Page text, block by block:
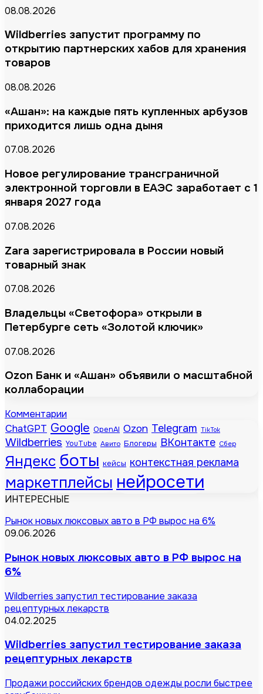
08.08.2026
Wildberries запустит программу по
открытию партнерских хабов для хранения
товаров
08.08.2026
«Ашан»: на каждые пять купленных арбузов
приходится лишь одна дыня
07.08.2026
Новое регулирование трансграничной
электронной торговли в ЕАЭС заработает с 1
января 2027 года
07.08.2026
Zara зарегистрировала в России новый
товарный знак
07.08.2026
Владельцы «Светофора» открыли в
Петербурге сеть «Золотой ключик»
07.08.2026
Ozon Банк и «Ашан» объявили о масштабной
коллаборации
Комментарии
ChatGPT Google OpenAI Ozon Telegram TikTok
Wildberries YouTube Авито Блогеры ВКонтакте Сбер
Яндекс боты кейсы контекстная реклама
маркетплейсы нейросети
ИНТЕРЕСНЫЕ
Рынок новых люксовых авто в РФ вырос на 6%
09.06.2026
Рынок новых люксовых авто в РФ вырос на
6%
Wildberries запустил тестирование заказа
рецептурных лекарств
04.02.2025
Wildberries запустил тестирование заказа
рецептурных лекарств
Продажи российских брендов одежды росли быстрее